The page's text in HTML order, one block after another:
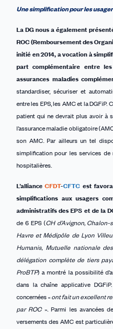
Une simplificationpour les
La DG nous a également
ROC (Remboursement des
initié en 2014, a vocation à
part complémentaire entre
assurances maladies
standardiser, sécuriser et
entre les EPS, les AMC et la DGFiP.
patient qui ne devrait plus avoir à
l’assurance maladie obligatoire
son AMC. Par ailleurs un tel
simplification pour les services de
hospitalières.
L’allianceCFDT-CFTC est
simplifications aux usagers
administratifs des EPS et de la
de 6 EPS (CH d’Avignon,
Havre et Médipôle deLyon
Humanis, Mutuelle nationale
délégation complète de tiers
ProBTP) a montré la possibilité
dans la chaîne applicative
concernées «ont fait un excellent
par ROC». Parmi les avancées
versements des AMC est